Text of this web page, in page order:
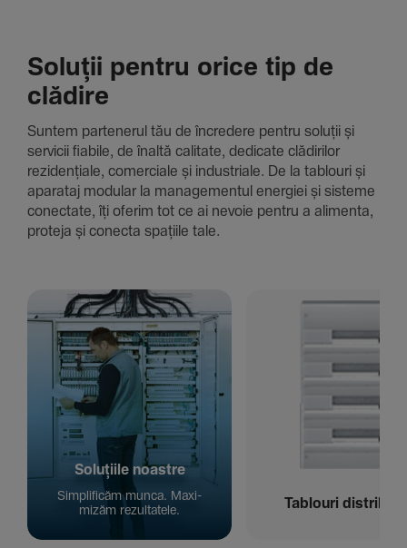
Soluții pentru orice tip de
clădire
Suntem parte­nerul tău de încre­dere pentru soluții și
servicii fiabile, de înaltă cali­tate, dedi­cate clădi­rilor
rezi­den­țiale, comer­ciale și indus­triale. De la tablouri și
aparataj modular la managementul energiei și sisteme
conec­tate, îți oferim tot ce ai nevoie pentru a alimenta,
proteja și conecta spațiile tale.
Solu­țiile noastre
Simpli­ficăm munca. Maxi­
mizăm rezul­ta­tele.
Tablouri